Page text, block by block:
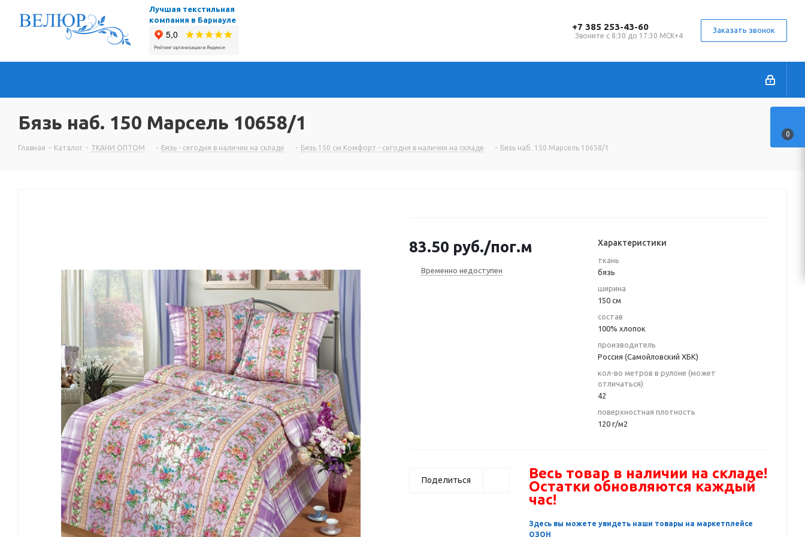
Лучшая текстильная
компания в Барнауле
+7 385 253-43-60
Звоните с 8:30 до 17:30 МСК+4
Заказать звонок
Бязь наб. 150 Марсель 10658/1
Главная - Каталог - ТКАНИ ОПТОМ - Бязь - сегодня в наличии на складе - Бязь 150 см Комфорт - сегодня в наличии на складе - Бязь наб. 150 Марсель 10658/1
83.50 руб./пог.м
Временно недоступен
Характеристики
ткань
бязь
ширина
150 см
состав
100% хлопок
производитель
Россия (Самойловский ХБК)
кол-во метров в рулоне (может
отличаться)
42
поверхностная плотность
120 г/м2
Поделиться
Весь товар в наличии на складе!
Остатки обновляются каждый
час!
Здесь вы можете увидеть наши товары на маркетплейсе
ОЗОН
0